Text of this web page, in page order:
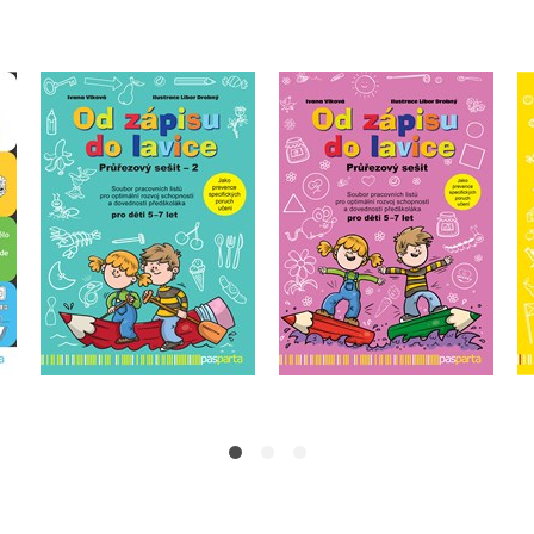
Od zápisu do lavice 13.
díl – průřezový sešit
Ivana Vlková
Do košíku
190 Kč
152 Kč
Od zápisu do lavice 12.
díl – průřezový sešit
Ivana Vlková
Do košíku
190 Kč
152 Kč